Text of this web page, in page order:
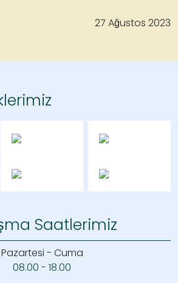
27 Ağustos 2023
Saatlerimiz
Pazartesi - Cuma
08.00 - 18.00